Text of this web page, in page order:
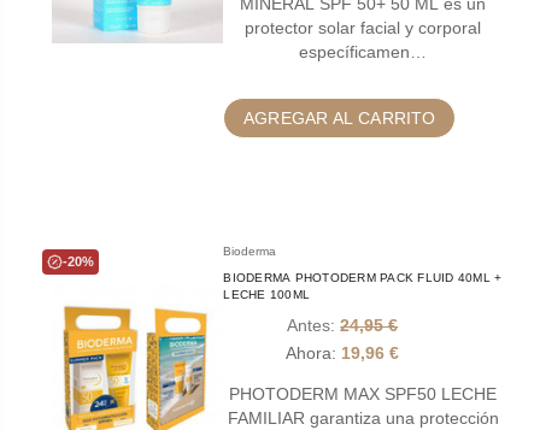
protector solar facial y corporal
específicamen…
AGREGAR AL CARRITO
-20%
Bioderma
BIODERMA PHOTODERM PACK FLUID 40ML +
LECHE 100ML
Antes: 24,95 €
Ahora: 19,96 €
PHOTODERM MAX SPF50 LECHE
FAMILIAR garantiza una protección